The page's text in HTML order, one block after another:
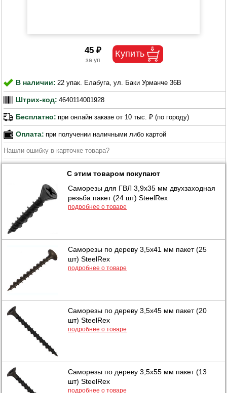
45 ₽
В наличии: 22 упак. Елабуга, ул. Баки Урманче 36В
Штрих-код: 4640114001928
Бесплатно: при онлайн заказе от 10 тыс. ₽ (по городу)
Оплата: при получении наличными либо картой
Нашли ошибку в карточке товара?
С этим товаром покупают
Саморезы для ГВЛ 3,9х35 мм двухзаходная
резьба пакет (24 шт) SteelRex
подробнее о товаре
Саморезы по дереву 3,5х41 мм пакет (25
шт) SteelRex
подробнее о товаре
Саморезы по дереву 3,5х45 мм пакет (20
шт) SteelRex
подробнее о товаре
Саморезы по дереву 3,5х55 мм пакет (13
шт) SteelRex
подробнее о товаре